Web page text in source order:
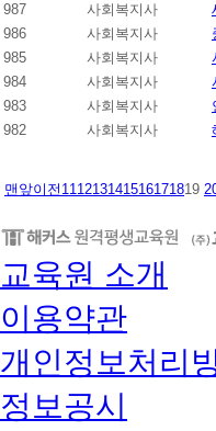
987
사회복지사
986
사회복지사
985
사회복지사
984
사회복지사
983
사회복지사
982
사회복지사
맨앞이전 111213141516171819
교육원 소개
이용약관
개인정보처리
정보공시